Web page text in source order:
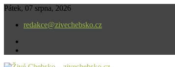
Skip
content
Pátek, 07 srpna, 2026
redakce@zivechebsko.cz